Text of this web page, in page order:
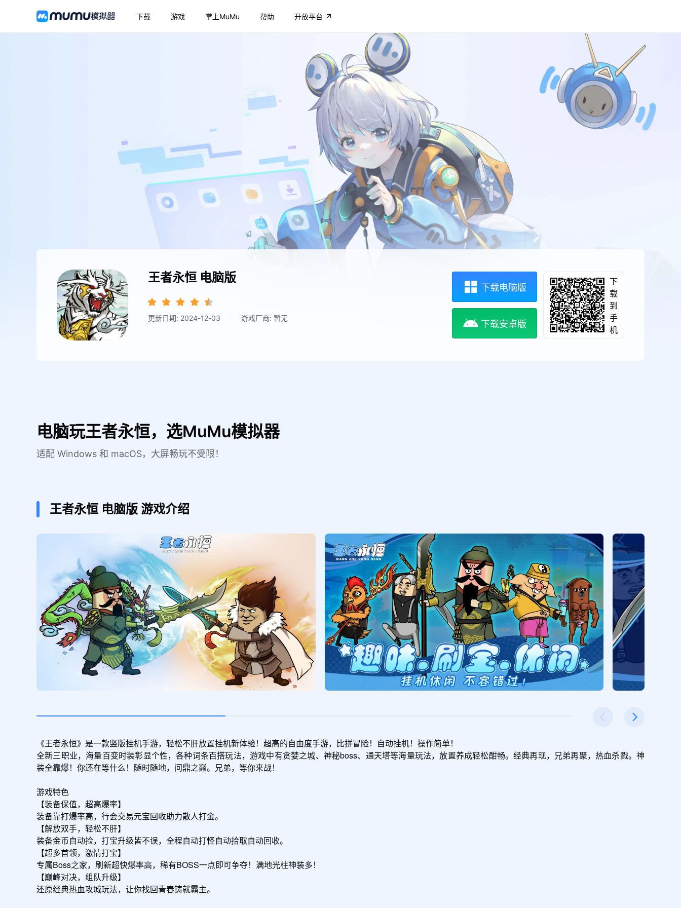
下载 游戏 掌上MuMu 帮助 开放平台
王者永恒 电脑版
更新日期: 2024-12-03 游戏厂商: 暂无
下载电脑版
下载安卓版
下
载
到
手
机
电脑玩王者永恒，选MuMu模拟器
适配 Windows 和 macOS，大屏畅玩不受限！
王者永恒 电脑版 游戏介绍
《王者永恒》是一款竖版挂机手游，轻松不肝放置挂机新体验！超高的自由度手游，比拼冒险！自动挂机！操作简单！
全新三职业，海量百变时装彰显个性，各种词条百搭玩法，游戏中有贪婪之城、神秘boss、通天塔等海量玩法，放置养成轻松酣畅。经典再现，兄弟再聚，热血杀戮。神
装全靠爆！你还在等什么！随时随地，问鼎之巅。兄弟，等你来战！
游戏特色
【装备保值，超高爆率】
装备靠打爆率高，行会交易元宝回收助力散人打金。
【解放双手，轻松不肝】
装备金币自动捡，打宝升级皆不误，全程自动打怪自动拾取自动回收。
【超多首领，激情打宝】
专属Boss之家，刷新超快爆率高，稀有BOSS一点即可争夺！满地光柱神装多！
【巅峰对决，组队升级】
还原经典热血攻城玩法，让你找回青春铸就霸主。